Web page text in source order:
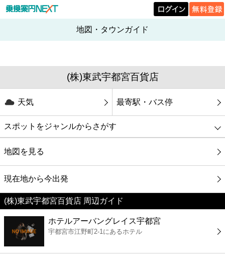
地図・タウンガイド
(株)東武宇都宮百貨店
天気 最寄駅・バス停
スポットをジャンルからさがす
グルメ
映画
美容
コンビニ
地図を見る
現在地から今出発
(株)東武宇都宮百貨店 周辺ガイド
ホテルアーバングレイス宇都宮
宇都宮市江野町2-1にあるホテル